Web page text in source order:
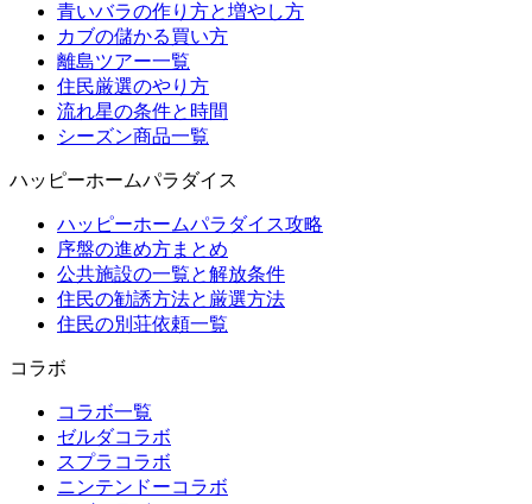
青いバラの作り方と増やし方
カブの儲かる買い方
離島ツアー一覧
住民厳選のやり方
流れ星の条件と時間
シーズン商品一覧
ハッピーホームパラダイス
ハッピーホームパラダイス攻略
序盤の進め方まとめ
公共施設の一覧と解放条件
住民の勧誘方法と厳選方法
住民の別荘依頼一覧
コラボ
コラボ一覧
ゼルダコラボ
スプラコラボ
ニンテンドーコラボ